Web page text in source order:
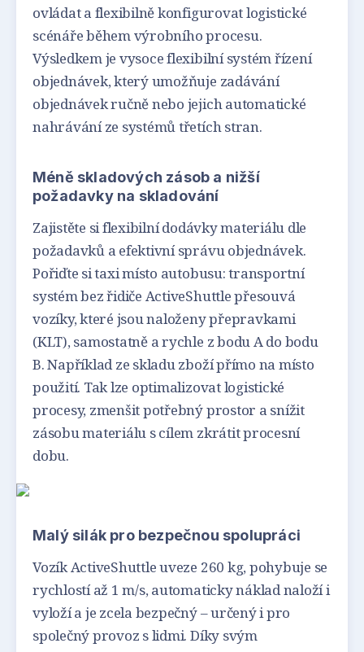
ovládat a flexibilně konfigurovat logistické
scénáře během výrobního procesu.
Výsledkem je vysoce flexibilní systém řízení
objednávek, který umožňuje zadávání
objednávek ručně nebo jejich automatické
nahrávání ze systémů třetích stran.
Méně skladových zásob a nižší
požadavky na skladování
Zajistěte si flexibilní dodávky materiálu dle
požadavků a efektivní správu objednávek.
Pořiďte si taxi místo autobusu: transportní
systém bez řidiče ActiveShuttle přesouvá
vozíky, které jsou naloženy přepravkami
(KLT), samostatně a rychle z bodu A do bodu
B. Například ze skladu zboží přímo na místo
použití. Tak lze optimalizovat logistické
procesy, zmenšit potřebný prostor a snížit
zásobu materiálu s cílem zkrátit procesní
dobu.
Malý silák pro bezpečnou spolupráci
Vozík ActiveShuttle uveze 260 kg, pohybuje se
rychlostí až 1 m/s, automaticky náklad naloží i
vyloží a je zcela bezpečný – určený i pro
společný provoz s lidmi. Díky svým